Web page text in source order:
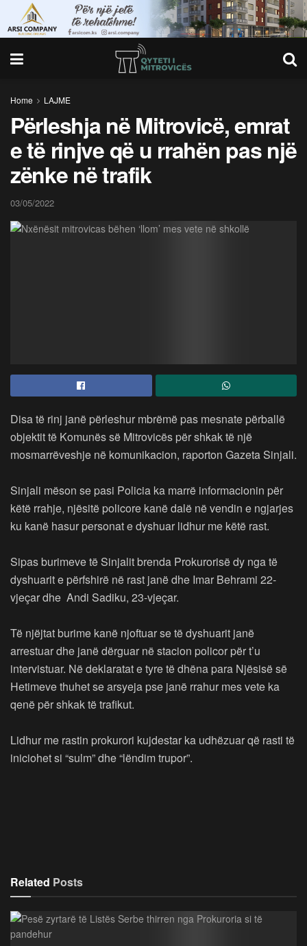
Home LAJME
Përleshja në Mitrovicë, emrat
e të rinjve që u rrahën pas një
zënke në trafik
03/05/2022
Disa të rinj janë përleshur mbrëmë pas mesnate përballë
objektit të Komunës së Mitrovicës për shkak të një
mosmarrëveshje në komunikacion, raporton Gazeta Sinjali.
Sinjali mëson se pasi Policia ka marrë informacionin për
këtë rrahje, njësitë policore kanë dalë në vendin e ngjarjes
ku kanë hasur personat e dyshuar lidhur me këtë rast.
Sipas burimeve të Sinjalit brenda Prokurorisë dy nga të
dyshuarit e përfshirë në rast janë dhe Imar Behrami 22-
vjeçar dhe Andi Sadiku, 23-vjeçar.
Të njëjtat burime kanë njoftuar se të dyshuarit janë
arrestuar dhe janë dërguar në stacion policor për t’u
intervistuar. Në deklaratat e tyre të dhëna para Njësisë së
Hetimeve thuhet se arsyeja pse janë rrahur mes vete ka
qenë për shkak të trafikut.
Lidhur me rastin prokurori kujdestar ka udhëzuar që rasti të
iniciohet si “sulm” dhe “lëndim trupor”.
Related Posts